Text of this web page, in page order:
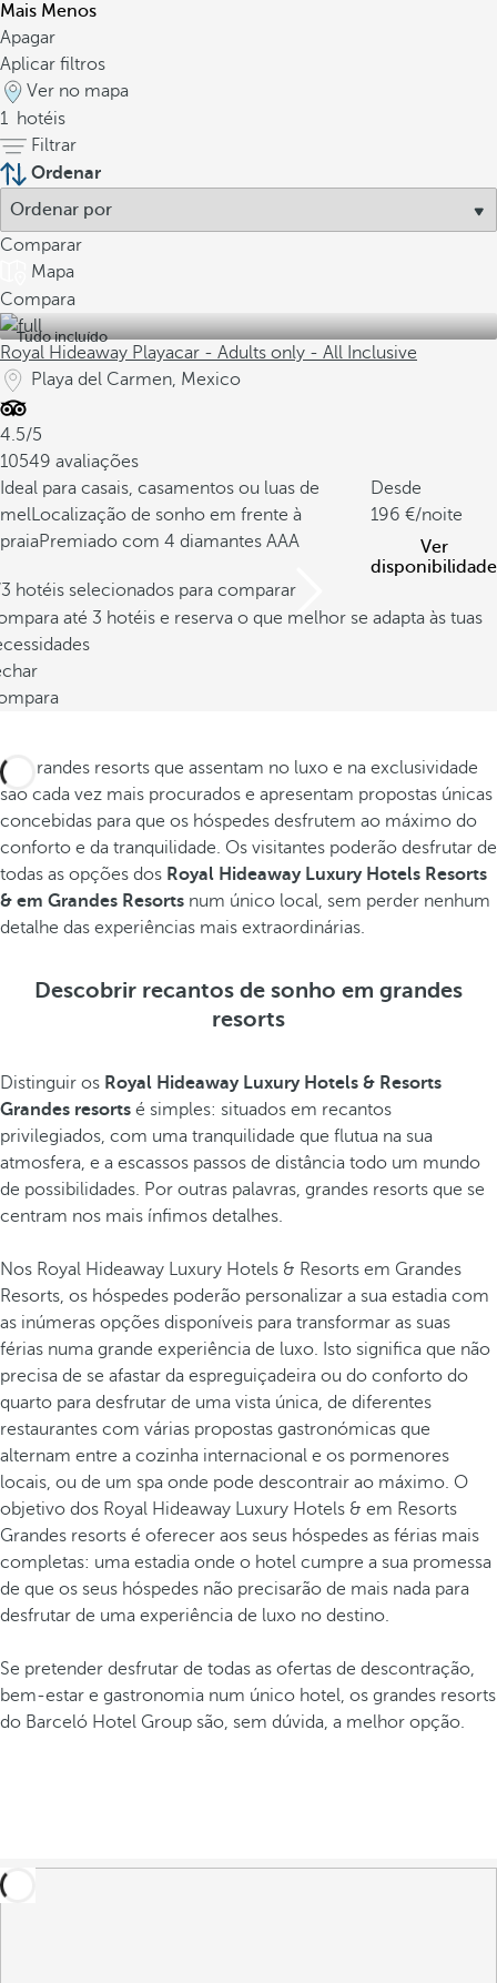
Mais Menos
Apagar
Aplicar filtros
Ver no mapa
1 hotéis
Filtrar
Ordenar
Comparar
Mapa
Compara
Tudo incluído
Royal Hideaway Playacar - Adults only - All Inclusive
Playa del Carmen, Mexico
4.5/5
10549 avaliações
Ideal para casais, casamentos ou luas de
melLocalização de sonho em frente à
praiaPremiado com 4 diamantes AAA
Desde
196
/noite
Ver
disponibilidade
hotéis selecionados para comparar
até 3 hotéis e reserva o que melhor se adapta às tuas
Os grandes resorts que assentam no luxo e na exclusividade
são cada vez mais procurados e apresentam propostas únicas
concebidas para que os hóspedes desfrutem ao máximo do
conforto e da tranquilidade. Os visitantes poderão desfrutar de
todas as opções dos Royal Hideaway Luxury Hotels Resorts
& em Grandes Resorts num único local, sem perder nenhum
detalhe das experiências mais extraordinárias.
Descobrir recantos de sonho em grandes
resorts
Distinguir os Royal Hideaway Luxury Hotels & Resorts
Grandes resorts é simples: situados em recantos
privilegiados, com uma tranquilidade que flutua na sua
atmosfera, e a escassos passos de distância todo um mundo
de possibilidades. Por outras palavras, grandes resorts que se
centram nos mais ínfimos detalhes.
Nos Royal Hideaway Luxury Hotels & Resorts em Grandes
Resorts, os hóspedes poderão personalizar a sua estadia com
as inúmeras opções disponíveis para transformar as suas
férias numa grande experiência de luxo. Isto significa que não
precisa de se afastar da espreguiçadeira ou do conforto do
quarto para desfrutar de uma vista única, de diferentes
restaurantes com várias propostas gastronómicas que
alternam entre a cozinha internacional e os pormenores
locais, ou de um spa onde pode descontrair ao máximo. O
objetivo dos Royal Hideaway Luxury Hotels & em Resorts
Grandes resorts é oferecer aos seus hóspedes as férias mais
completas: uma estadia onde o hotel cumpre a sua promessa
de que os seus hóspedes não precisarão de mais nada para
desfrutar de uma experiência de luxo no destino.
Se pretender desfrutar de todas as ofertas de descontração,
bem-estar e gastronomia num único hotel, os grandes resorts
do Barceló Hotel Group são, sem dúvida, a melhor opção.